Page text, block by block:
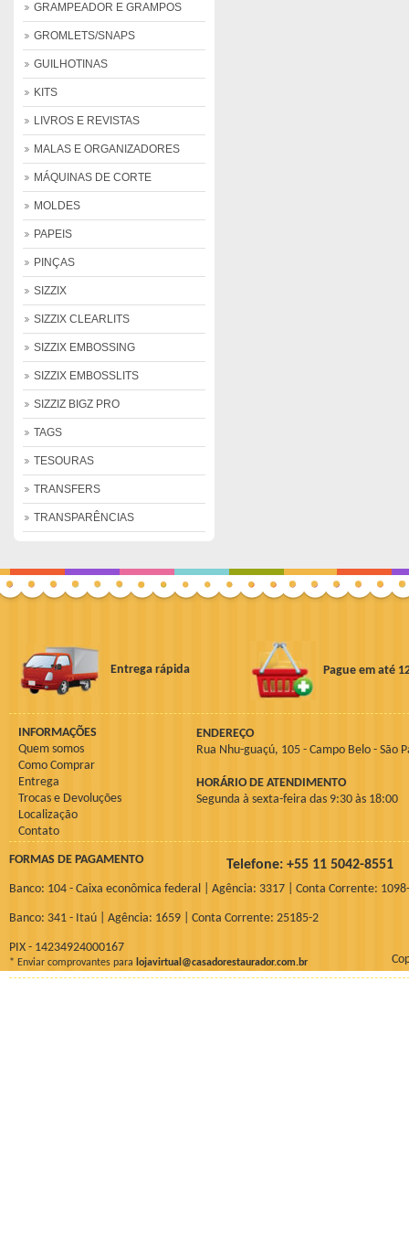
GRAMPEADOR E GRAMPOS
GROMLETS/SNAPS
GUILHOTINAS
KITS
LIVROS E REVISTAS
MALAS E ORGANIZADORES
MÁQUINAS DE CORTE
MOLDES
PAPEIS
PINÇAS
SIZZIX
SIZZIX CLEARLITS
SIZZIX EMBOSSING
SIZZIX EMBOSSLITS
SIZZIZ BIGZ PRO
TAGS
TESOURAS
TRANSFERS
TRANSPARÊNCIAS
Entrega rápida Pague em até
ENDEREÇO
Rua Nhu-guaçú, 105 - Campo Belo - São
HORÁRIO DE ATENDIMENTO
Segunda à sexta-feira das 9:30 às 18:00
INFORMAÇÕES
Quem somos
Como Comprar
Entrega
Trocas e Devoluções
Localização
Contato
FORMAS DE PAGAMENTO
Banco: 104 - Caixa econômica federal | Agência: 3317 | Conta Corrente:
Banco: 341 - Itaú | Agência: 1659 | Conta Corrente: 25185-2
PIX - 14234924000167
* Enviar comprovantes para lojavirtual@casadorestaurador.com.br
Telefone: +55 11 5042-